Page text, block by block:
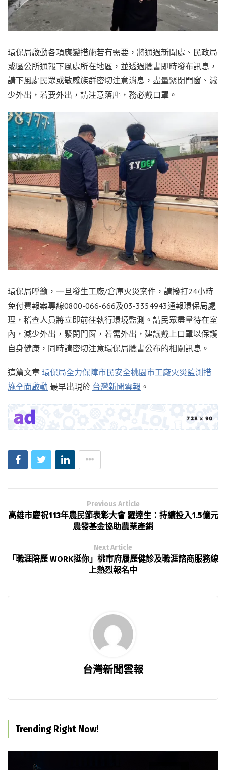
環保局啟動各項應變措施若有需要，將通過新聞處、民政局
或區公所通報下風處所在地區，並透過臉書即時發布訊息，
請下風處民眾或敏感族群密切注意消息，盡量緊閉門窗、減
少外出，若要外出，請注意落塵，務必戴口罩。
環保局呼籲，一旦發生工廠/倉庫火災案件，請撥打24小時
免付費報案專線0800-066-666及03-3354943通報環保局處
理，稽查人員將立即前往執行環境監測。請民眾盡量待在室
內，減少外出，緊閉門窗，若需外出，建議戴上口罩以保護
自身健康，同時請密切注意環保局臉書公布的相關訊息。
這篇文章 環保局全力保障市民安全桃園市工廠火災監測措
施全面啟動 最早出現於 台灣新聞雲報 。
Previous Article
高雄市慶祝113年農民節表彰大會 羅達生：持續投入1.5億元
農發基金協助農業產銷
Next Article
「職涯陪歷 WORK挺你」桃市府履歷健診及職涯諮商服務線
上熱烈報名中
台灣新聞雲報
Trending Right Now!